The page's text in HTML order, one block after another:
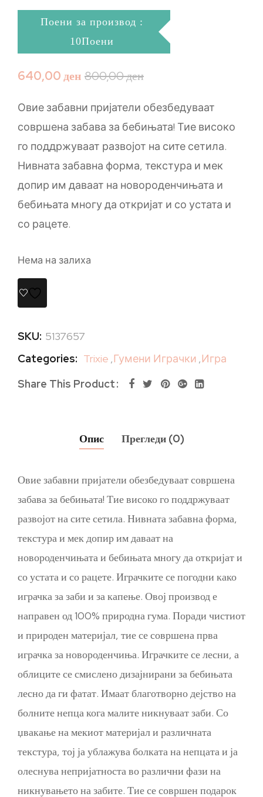
Поени за производ :
10Поени
800,00ден
640,00ден
Овие забавни пријатели обезбедуваат
совршена забава за бебињата! Тие високо
го поддржуваат развојот на сите сетила.
Нивната забавна форма, текстура и мек
допир им даваат на новороденчињата и
бебињата многу да откријат и со устата и
со рацете.
Нема на залиха
SKU: 5137657
Categories: Trixie ,Гумени Играчки ,Игра
Share This Product
Опис Прегледи (0)
Овие забавни пријатели обезбедуваат совршена
забава за бебињата! Тие високо го поддржуваат
развојот на сите сетила. Нивната забавна форма,
текстура и мек допир им даваат на
новороденчињата и бебињата многу да откријат и
со устата и со рацете. Играчките се погодни како
играчка за заби и за капење. Овој производ е
направен од 100% природна гума. Поради чистиот
и природен материјал, тие се совршена прва
играчка за новороденчиња. Играчките се лесни, а
облиците се смислено дизајнирани за бебињата
лесно да ги фатат. Имаат благотворно дејство на
болните непца кога малите никнуваат заби. Со
џвакање на мекиот материјал и различната
текстура, тој ја ублажува болката на непцата и ја
олеснува непријатноста во различни фази на
никнувањето на забите. Тие се совршен подарок